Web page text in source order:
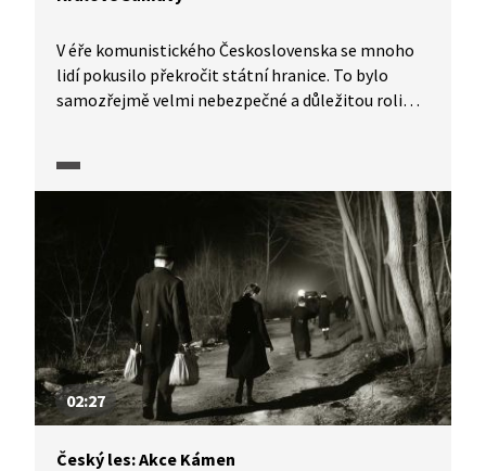
V éře komunistického Československa se mnoho
lidí pokusilo překročit státní hranice. To bylo
samozřejmě velmi nebezpečné a důležitou roli
skrz hraniční pásmo. Ačkoli si mnozí možná myslí,
že král Šumavy byl pouze jeden, ve videu se
dozvíme, jak je to s tímto označením doopravdy.
02:27
Český les: Akce Kámen